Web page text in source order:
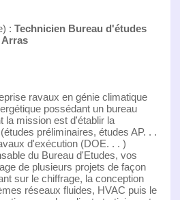
: Technicien Bureau d'études
Arras
ravaux en génie climatique
possédant un bureau
la mission est d'établir la
préliminaires, études AP. . .
d'exécution (DOE. . . )
du Bureau d'Etudes, vos
de plusieurs projets de façon
sur le chiffrage, la conception
réseaux fluides, HVAC puis le